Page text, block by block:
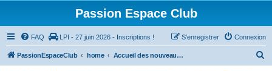
Passion Espace Club
FAQ LPI - 27 juin 2026 - Inscriptions ! Connexion
S’enregistrer
PassionEspaceClub home Accueil des nouveaux forumeurs du site Passion Espace Club